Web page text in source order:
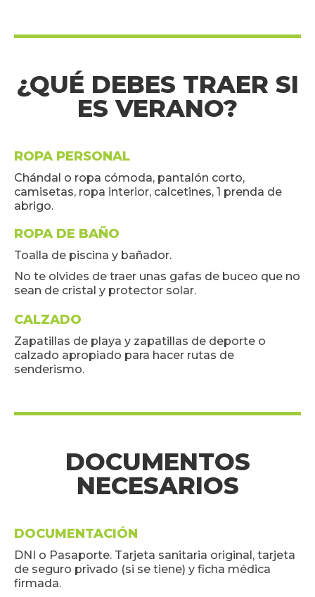
¿QUÉ DEBES TRAER SI
ES VERANO?
ROPA PERSONAL
Chándal o ropa cómoda, pantalón corto,
camisetas, ropa interior, calcetines, 1 prenda de
abrigo.
ROPA DE BAÑO
Toalla de piscina y bañador.
No te olvides de traer unas gafas de buceo que no
sean de cristal y protector solar.
CALZADO
Zapatillas de playa y zapatillas de deporte o
calzado apropiado para hacer rutas de
senderismo.
DOCUMENTOS
NECESARIOS
DOCUMENTACIÓN
DNI o Pasaporte. Tarjeta sanitaria original, tarjeta
de seguro privado (si se tiene) y ficha médica
firmada.